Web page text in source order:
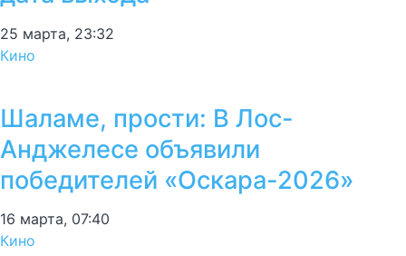
25 марта, 23:32
Кино
Шаламе, прости: В Лос-
Анджелесе объявили
победителей «Оскара-2026»
16 марта, 07:40
Кино